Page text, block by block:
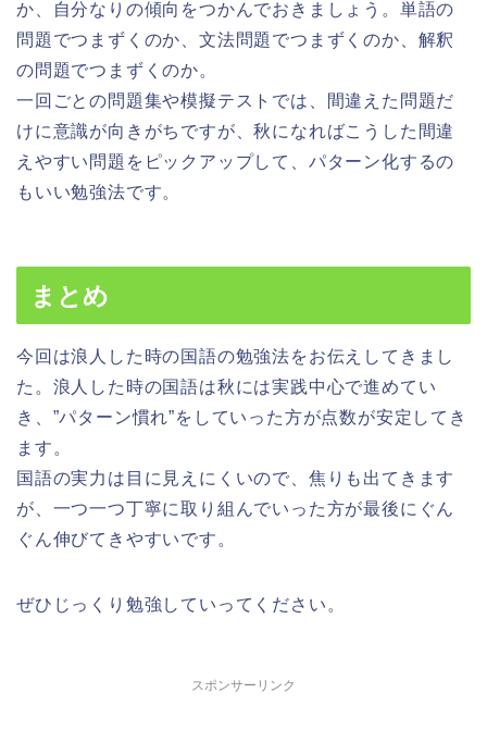
か、自分なりの傾向をつかんでおきましょう。単語の
問題でつまずくのか、文法問題でつまずくのか、解釈
の問題でつまずくのか。
一回ごとの問題集や模擬テストでは、間違えた問題だ
けに意識が向きがちですが、秋になればこうした間違
えやすい問題をピックアップして、パターン化するの
もいい勉強法です。
まとめ
今回は浪人した時の国語の勉強法をお伝えしてきまし
た。浪人した時の国語は秋には実践中心で進めてい
き、”パターン慣れ”をしていった方が点数が安定してき
ます。
国語の実力は目に見えにくいので、焦りも出てきます
が、一つ一つ丁寧に取り組んでいった方が最後にぐん
ぐん伸びてきやすいです。
ぜひじっくり勉強していってください。
スポンサーリンク